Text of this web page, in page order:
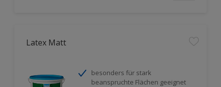
Latex Matt
besonders für stark
beanspruchte Flächen geeignet